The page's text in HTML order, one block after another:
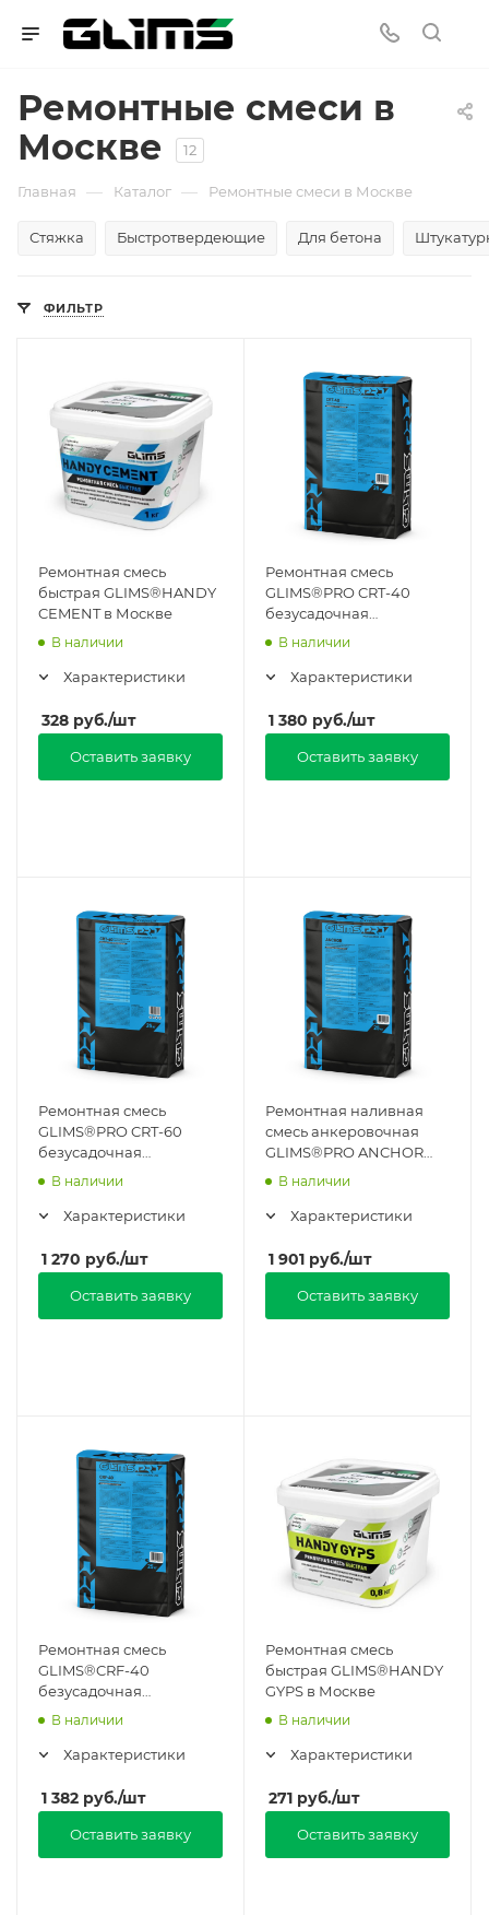
Ремонтные смеси в
Москве
12
Главная — Каталог — Ремонтные смеси в Москве
Стяжка Быстротвердеющие Для бетона
ФИЛЬТР
Ремонтная смесь
быстрая GLIMS®HANDY
CEMENT в Москве
В наличии
Характеристики
328 руб./шт
Оставить заявку
Ремонтная смесь
GLIMS®PRO CRT-40
безусадочная
тиксотропного типа в
В наличии
Характеристики
1 380 руб./шт
Оставить заявку
Ремонтная смесь
GLIMS®PRO CRT-60
безусадочная
тиксотропного типа в
В наличии
Характеристики
1 270 руб./шт
Оставить заявку
Ремонтная наливная
смесь анкеровочная
GLIMS®PRO ANCHOR
быстротвердеющая
В наличии
Характеристики
1 901 руб./шт
Оставить заявку
Ремонтная смесь
GLIMS®CRF-40
безусадочная
наливного типа в
В наличии
Характеристики
1 382 руб./шт
Оставить заявку
Ремонтная смесь
быстрая GLIMS®HANDY
GYPS в Москве
В наличии
Характеристики
271 руб./шт
Оставить заявку